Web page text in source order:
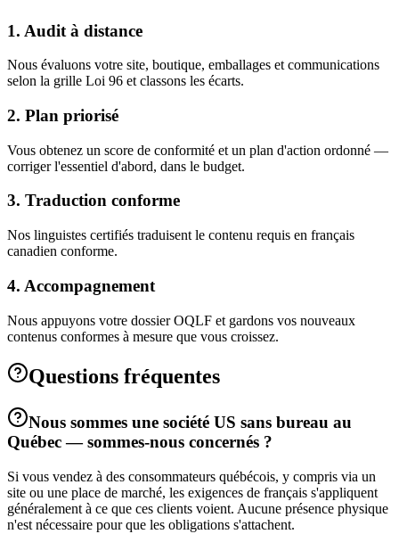
1. Audit à distance
Nous évaluons votre site, boutique, emballages et communications
selon la grille Loi 96 et classons les écarts.
2. Plan priorisé
Vous obtenez un score de conformité et un plan d'action ordonné —
corriger l'essentiel d'abord, dans le budget.
3. Traduction conforme
Nos linguistes certifiés traduisent le contenu requis en français
canadien conforme.
4. Accompagnement
Nous appuyons votre dossier OQLF et gardons vos nouveaux
contenus conformes à mesure que vous croissez.
Questions fréquentes
Nous sommes une société US sans bureau au
Québec — sommes-nous concernés ?
Si vous vendez à des consommateurs québécois, y compris via un
site ou une place de marché, les exigences de français s'appliquent
généralement à ce que ces clients voient. Aucune présence physique
n'est nécessaire pour que les obligations s'attachent.